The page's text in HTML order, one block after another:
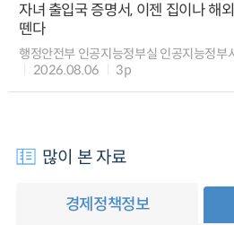
자녀 출입국 증명서, 이젠 집이나 해
뗀다
행정안전부 인공지능정부실 인공지능정부
2026.08.06
3p
많이 본 자료
경제정책정보